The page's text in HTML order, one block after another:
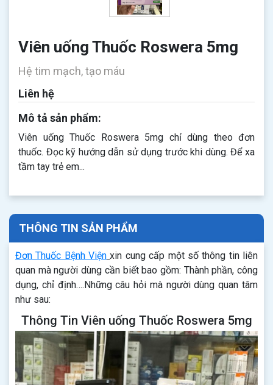
Viên uống Thuốc Roswera 5mg
Hệ tim mạch, tạo máu
Liên hệ
Mô tả sản phẩm:
Viên uống Thuốc Roswera 5mg chỉ dùng theo đơn
thuốc. Đọc kỹ hướng dẫn sử dụng trước khi dùng. Để xa
tầm tay trẻ em...
THÔNG TIN SẢN PHẨM
Đơn Thuốc Bệnh Viện xin cung cấp một số thông tin liên
quan mà người dùng cần biết bao gồm: Thành phần, công
dụng, chỉ định….Những câu hỏi mà người dùng quan tâm
như sau:
Thông Tin Viên uống Thuốc Roswera 5mg